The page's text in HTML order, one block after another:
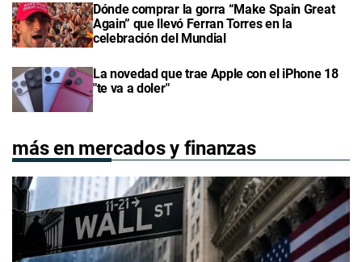
Dónde comprar la gorra “Make Spain Great
Again” que llevó Ferran Torres en la
celebración del Mundial
La novedad que trae Apple con el iPhone 18
"te va a doler"
más en mercados y finanzas